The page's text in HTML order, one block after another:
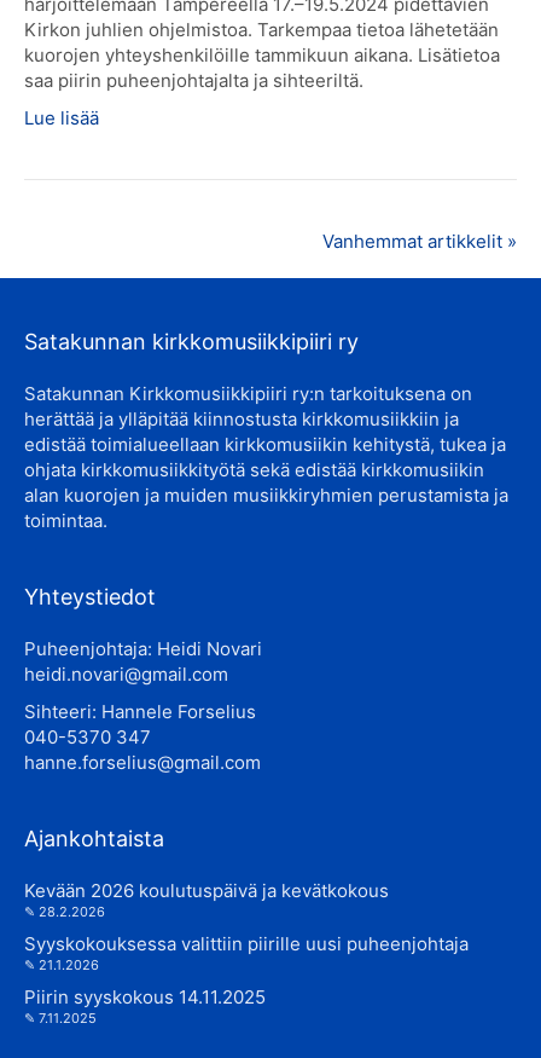
Kirkon juhlien ohjelmistoa. Tarkempaa tietoa lähetetään
kuorojen yhteyshenkilöille tammikuun aikana. Lisätietoa
saa piirin puheenjohtajalta ja sihteeriltä.
Lue lisää
Vanhemmat artikkelit »
Satakunnan kirkkomusiikkipiiri ry
Satakunnan Kirkkomusiikkipiiri ry:n tarkoituksena on
herättää ja ylläpitää kiinnostusta kirkkomusiikkiin ja
edistää toimialueellaan kirkkomusiikin kehitystä, tukea ja
ohjata kirkkomusiikkityötä sekä edistää kirkkomusiikin
alan kuorojen ja muiden musiikkiryhmien perustamista ja
toimintaa.
Yhteystiedot
Puheenjohtaja: Heidi Novari
heidi.novari@gmail.com
Sihteeri: Hannele Forselius
040-5370 347
hanne.forselius@gmail.com
Ajankohtaista
Kevään 2026 koulutuspäivä ja kevätkokous
28.2.2026
Syyskokouksessa valittiin piirille uusi puheenjohtaja
21.1.2026
Piirin syyskokous 14.11.2025
7.11.2025